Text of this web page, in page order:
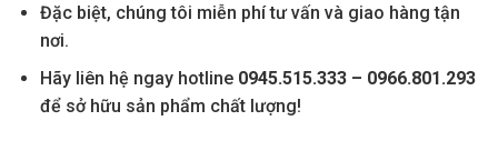
Đặc biệt, chúng tôi miễn phí tư vấn và giao hàng tận
nơi.
Hãy liên hệ ngay hotline 0945.515.333 – 0966.801.293
để sở hữu sản phẩm chất lượng!